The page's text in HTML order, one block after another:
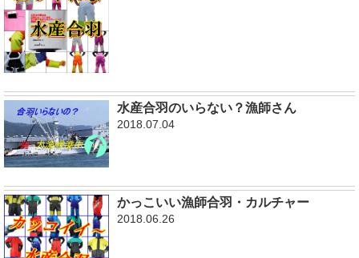
水産合羽のいらない？漁師さん
2018.07.04
かっこいい漁師合羽・カルチャー
2018.06.26